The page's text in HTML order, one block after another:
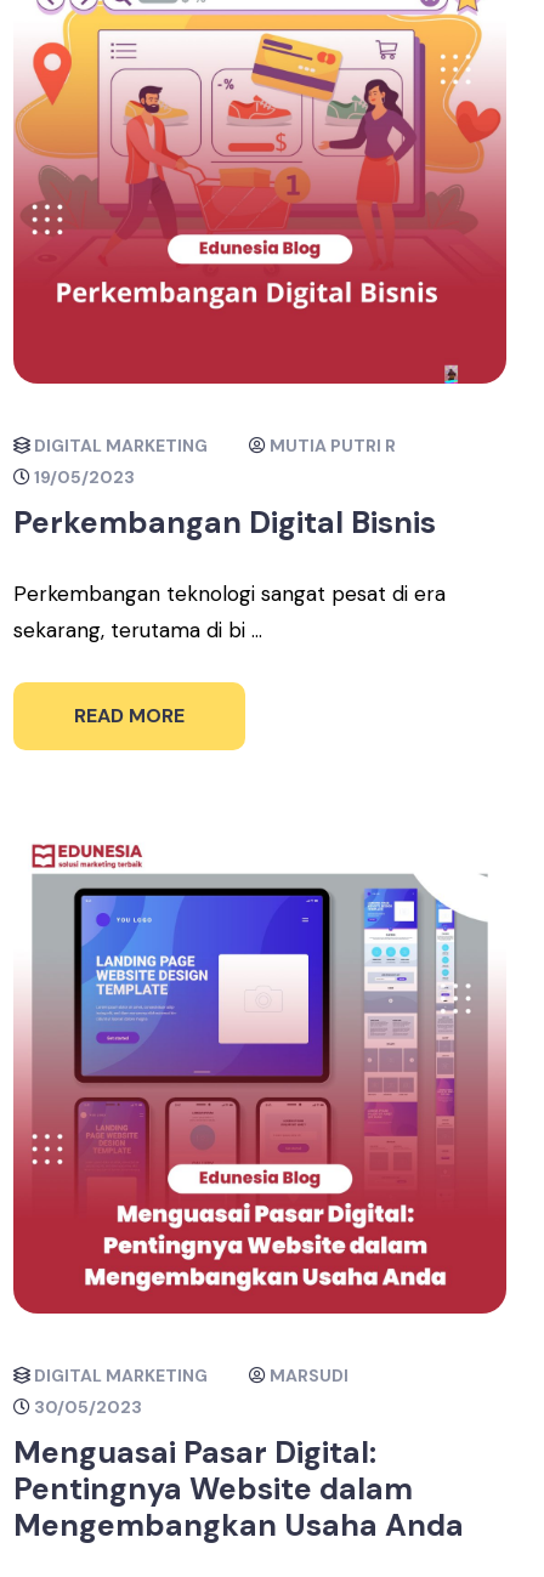
DIGITAL MARKETING
MUTIA PUTRI R
19/05/2023
Perkembangan Digital Bisnis
Perkembangan teknologi sangat pesat di era
sekarang, terutama di bi ...
READ MORE
DIGITAL MARKETING
MARSUDI
30/05/2023
Menguasai Pasar Digital:
Pentingnya Website dalam
Mengembangkan Usaha Anda